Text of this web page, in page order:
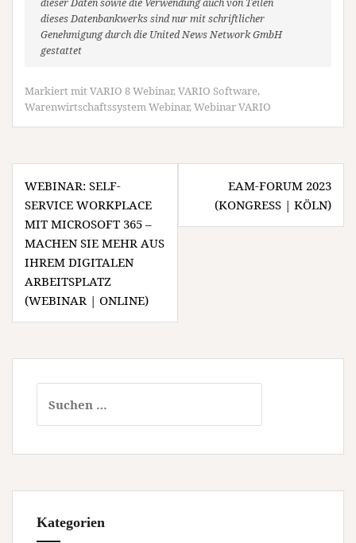
dieser Daten sowie die Verwendung auch von Teilen
dieses Datenbankwerks sind nur mit schriftlicher
Genehmigung durch die United News Network GmbH
gestattet
Markiert mit VARIO 8 Webinar,VARIO Software,
Warenwirtschaftssystem Webinar,Webinar VARIO
Beitragsnavigation
WEBINAR: SELF-
SERVICE WORKPLACE
MIT MICROSOFT 365 –
MACHEN SIE MEHR AUS
IHREM DIGITALEN
ARBEITSPLATZ
(WEBINAR | ONLINE)
EAM-FORUM 2023
(KONGRESS | KÖLN)
nach:
Kategorien